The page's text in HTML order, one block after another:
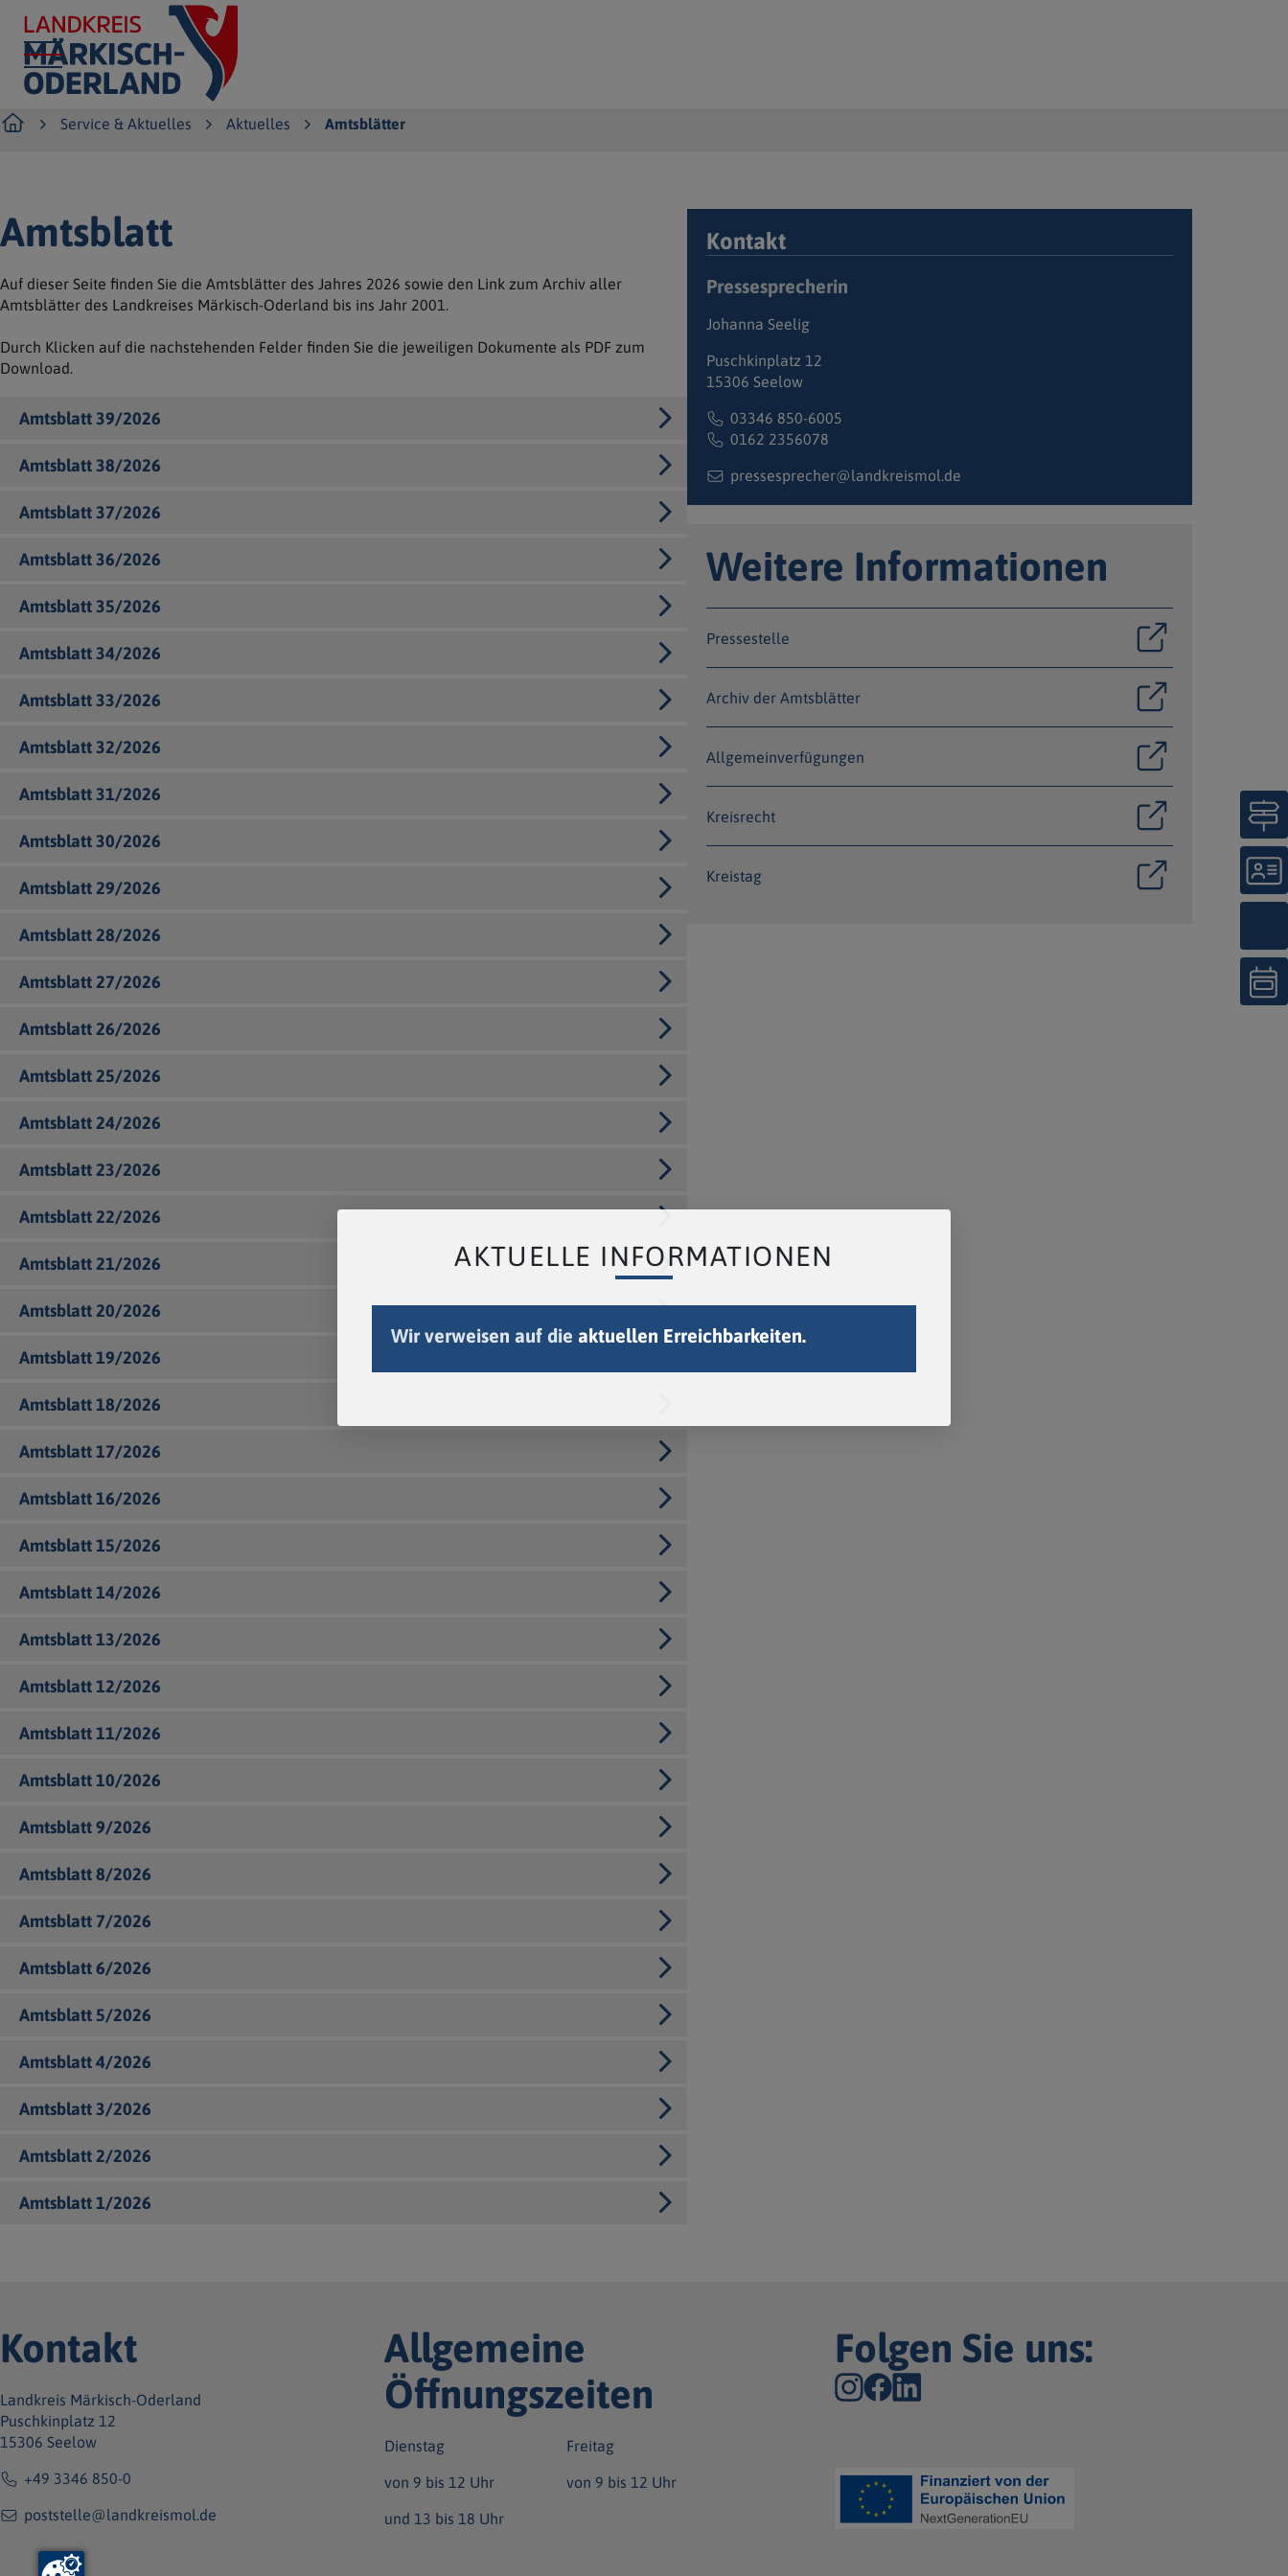
Service & Aktuelles Aktuelles Amtsblätter
Amtsblatt
Auf dieser Seite finden Sie die Amtsblätter des Jahres 2026 sowie den Link zum Archiv aller
Amtsblätter des Landkreises Märkisch-Oderland bis ins Jahr 2001.
Durch Klicken auf die nachstehenden Felder finden Sie die jeweiligen Dokumente als PDF zum
Download.
Amtsblatt 39/2026
Amtsblatt 38/2026
Amtsblatt 37/2026
Amtsblatt 36/2026
Amtsblatt 35/2026
Amtsblatt 34/2026
Amtsblatt 33/2026
Amtsblatt 32/2026
Amtsblatt 31/2026
Amtsblatt 30/2026
Amtsblatt 29/2026
Amtsblatt 28/2026
Amtsblatt 27/2026
Amtsblatt 26/2026
Amtsblatt 25/2026
Amtsblatt 24/2026
Amtsblatt 23/2026
Amtsblatt 22/2026
Amtsblatt 21/2026
Amtsblatt 20/2026
Amtsblatt 19/2026
Amtsblatt 18/2026
Amtsblatt 17/2026
Amtsblatt 16/2026
Amtsblatt 15/2026
Amtsblatt 14/2026
Amtsblatt 13/2026
Amtsblatt 12/2026
Amtsblatt 11/2026
Amtsblatt 10/2026
Amtsblatt 9/2026
Amtsblatt 8/2026
Amtsblatt 7/2026
Amtsblatt 6/2026
Amtsblatt 5/2026
Amtsblatt 4/2026
Amtsblatt 3/2026
Amtsblatt 2/2026
Amtsblatt 1/2026
Kontakt
Pressesprecherin
Johanna Seelig
Puschkinplatz 12
15306 Seelow
03346 850-6005
0162 2356078
pressesprecher@landkreismol.de
Weitere Informationen
Pressestelle
Archiv der Amtsblätter
Allgemeinverfügungen
Kreisrecht
Kreistag
Kontakt
Landkreis Märkisch-Oderland
Puschkinplatz 12
15306 Seelow
+49 3346 850-0
poststelle@landkreismol.de
Allgemeine
Öffnungszeiten
Dienstag
von 9 bis 12 Uhr
und 13 bis 18 Uhr
Freitag
von 9 bis 12 Uhr
Folgen Sie uns:
AKTUELLE INFORMATIONEN
Wir verweisen auf die aktuellen Erreichbarkeiten.